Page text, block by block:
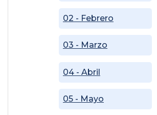
02 - Febrero
03 - Marzo
04 - Abril
05 - Mayo